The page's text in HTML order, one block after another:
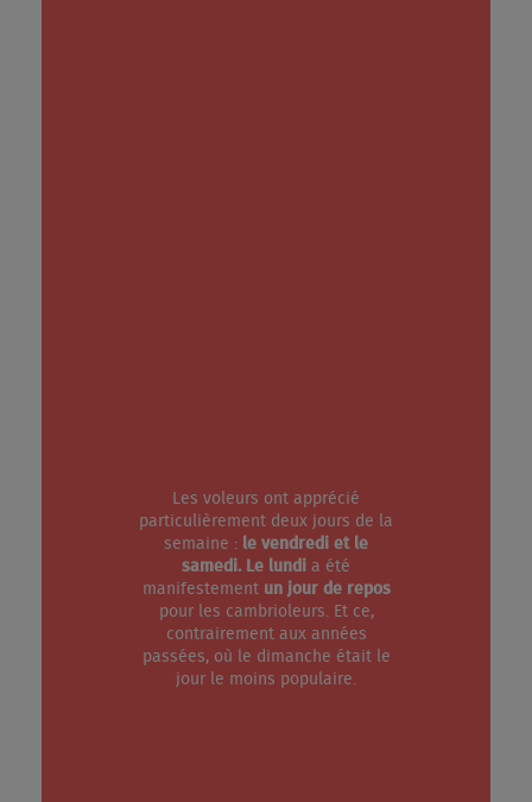
Les voleurs ont apprécié
particulièrement deux jours de la
semaine : le vendredi et le
samedi. Le lundi a été
manifestement un jour de repos
pour les cambrioleurs. Et ce,
contrairement aux années
passées, où le dimanche était le
jour le moins populaire.